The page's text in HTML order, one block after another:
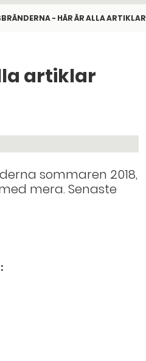
- HÄR ÄR ALLA ARTIKLAR
artiklar
sommaren 2018,
mera. Senaste